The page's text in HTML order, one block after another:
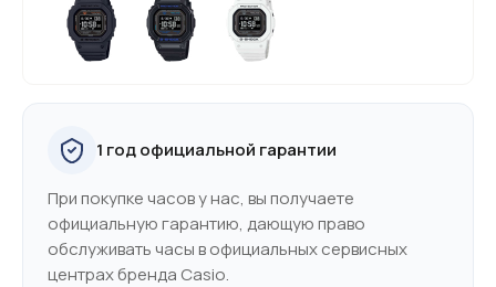
1 год официальной гарантии
При покупке часов у нас, вы получаете
официальную гарантию, дающую право
обслуживать часы в официальных сервисных
центрах бренда Casio.